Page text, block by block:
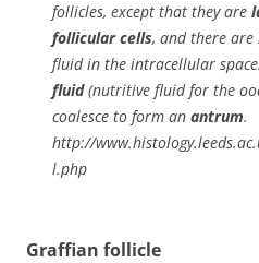
follicles, except that they are
follicular cells, and there
fluid in the intracellular
fluid(nutritive fluid for the
coalesce to form an antrum.
http://
l.php
Graffian follicle